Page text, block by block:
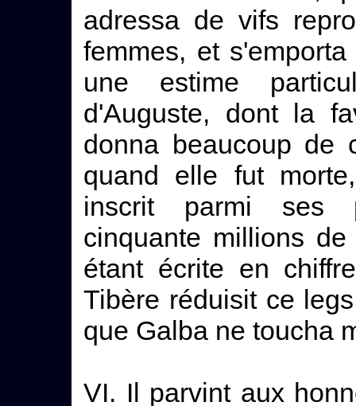
adressa de vifs
femmes, et
une estime
d'Auguste, dont la
donna beaucoup de
quand elle fut
inscrit parmi ses
cinquante millions
étant écrite en
Tibère réduisit ce
que Galba ne toucha
VI. Il parvint aux